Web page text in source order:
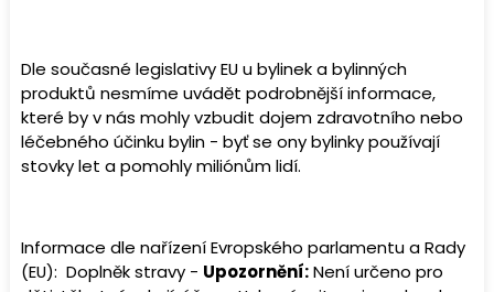
Dle současné legislativy EU u bylinek a bylinných
produktů nesmíme uvádět podrobnější informace,
které by v nás mohly vzbudit dojem zdravotního nebo
léčebného účinku bylin - byť se ony bylinky používají
stovky let a pomohly miliónům lidí.
Informace dle nařízení Evropského parlamentu a Rady
(EU): Doplněk stravy - Upozornění:Není určeno pro